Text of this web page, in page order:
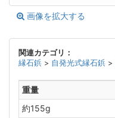
画像を拡大する
関連カテゴリ：
縁石鋲 > 自発光式縁石鋲 >
重量
約155g